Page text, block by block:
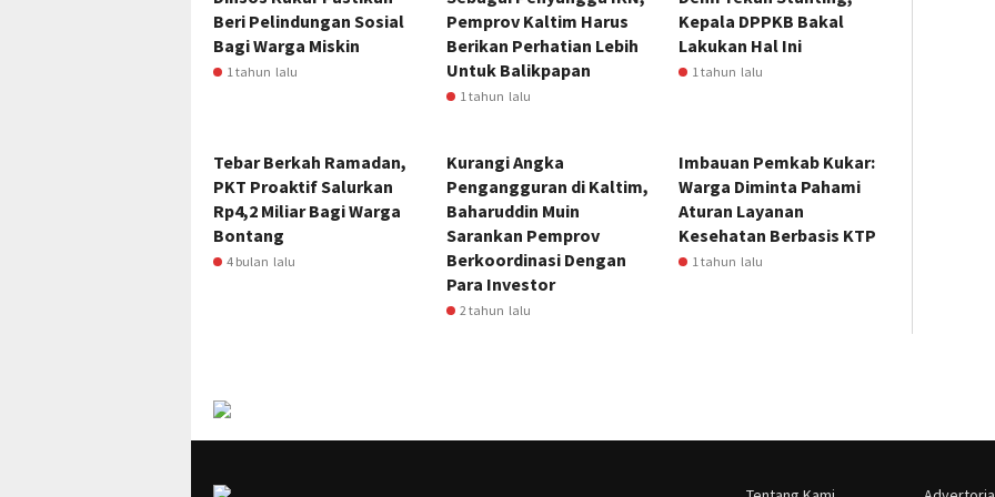
Beri Pelindungan Sosial
Bagi Warga Miskin
1 tahun lalu
Pemprov Kaltim Harus
Berikan Perhatian Lebih
Untuk Balikpapan
1 tahun lalu
Kepala DPPKB Bakal
Lakukan Hal Ini
1 tahun lalu
Tebar Berkah Ramadan,
PKT Proaktif Salurkan
Rp4,2 Miliar Bagi Warga
Bontang
4 bulan lalu
Kurangi Angka
Pengangguran di Kaltim,
Baharuddin Muin
Sarankan Pemprov
Berkoordinasi Dengan
Para Investor
2 tahun lalu
Imbauan Pemkab Kukar:
Warga Diminta Pahami
Aturan Layanan
Kesehatan Berbasis KTP
1 tahun lalu